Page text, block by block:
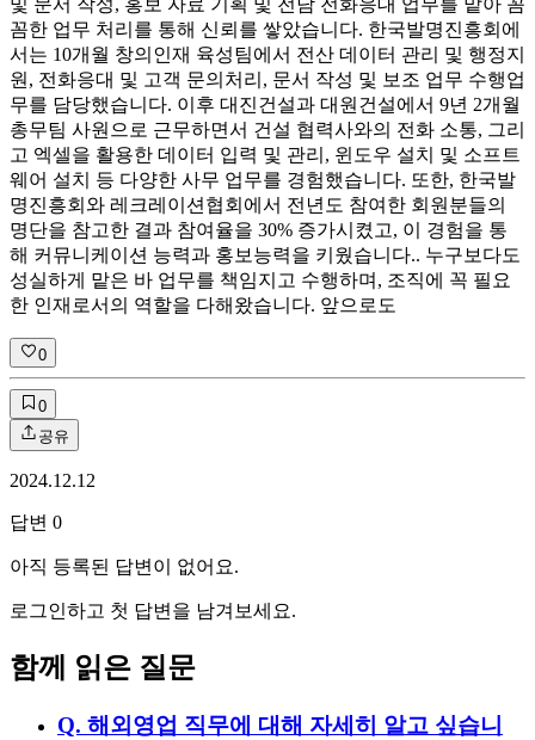
및 문서 작성, 홍보 자료 기획 및 전담 전화응대 업무를 맡아 꼼
꼼한 업무 처리를 통해 신뢰를 쌓았습니다. 한국발명진흥회에
서는 10개월 창의인재 육성팀에서 전산 데이터 관리 및 행정지
원, 전화응대 및 고객 문의처리, 문서 작성 및 보조 업무 수행업
무를 담당했습니다. 이후 대진건설과 대원건설에서 9년 2개월
총무팀 사원으로 근무하면서 건설 협력사와의 전화 소통, 그리
고 엑셀을 활용한 데이터 입력 및 관리, 윈도우 설치 및 소프트
웨어 설치 등 다양한 사무 업무를 경험했습니다. 또한, 한국발
명진흥회와 레크레이션협회에서 전년도 참여한 회원분들의
명단을 참고한 결과 참여율을 30% 증가시켰고, 이 경험을 통
해 커뮤니케이션 능력과 홍보능력을 키웠습니다.. 누구보다도
성실하게 맡은 바 업무를 책임지고 수행하며, 조직에 꼭 필요
한 인재로서의 역할을 다해왔습니다. 앞으로도
0
0
공유
2024.12.12
답변 0
아직 등록된 답변이 없어요.
로그인하고 첫 답변을 남겨보세요.
함께 읽은 질문
Q. 해외영업 직무에 대해 자세히 알고 싶습니